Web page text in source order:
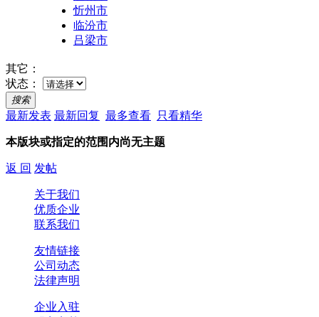
忻州市
临汾市
吕梁市
其它：
状态：
搜索
最新发表 最新回复 最多查看 只看精华
本版块或指定的范围内尚无主题
返 回 发帖
关于我们
优质企业
联系我们
友情链接
公司动态
法律声明
企业入驻